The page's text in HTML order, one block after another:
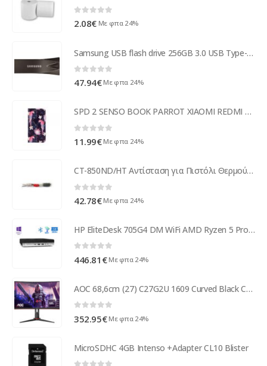
0 out of 5
2.08€ Με φπα 24%
Samsung USB flash drive 256GB 3.0 USB Type-A connector Grey - Titanium MUF-256BE4/EU
0out of 5
47.94€ Με φπα 24%
SPD 2 SENSO BOOK PARROT XIAOMI REDMI 7 SPECIAL EDITION
0 out of 5
11.99€ Με φπα 24%
CT-850ND/HT Αντίσταση για Πιστόλι Θερμού Αέρα με Αισθητήρα για CT-850-853ND
42.78€ Με φπα 24%
HP EliteDesk 705G4 DM WiFi AMD Ryzen 5 Pro 2400G/8GB DDR4/500GB/No ODD/10P Grade B Refurbished PC ( 97160 )
446.81 € Με φπα 24%
AOC 68,6cm (27) C27G2U 1609 Curved Black C27G2U/BK
352.95€ Με φπα 24%
MicroSDHC 4GB Intenso +Adapter CL10 Blister